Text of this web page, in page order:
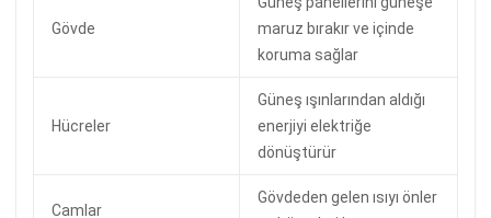
Gövde
maruz bırakır ve içinde
koruma sağlar
Hücreler
Güneş ışınlarından aldığı
enerjiyi elektriğe
dönüştürür
Camlar
Gövdeden gelen ısıyı önler